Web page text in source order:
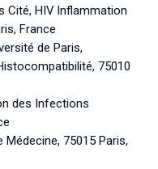
Cité, HIV Inflammation
France
de Paris,
75010
des Infections
Médecine, 75015 Paris,